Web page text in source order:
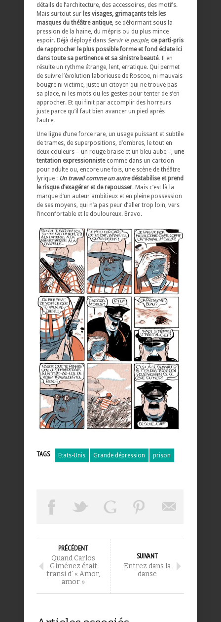
détails de l’architecture, des accessoires, des motifs.
Mais surtout sur les visages, grimaçants tels les
masques du théâtre antique, se déformant sous la
pression de la haine, du mépris ou du plus mince
espoir. Déjà déployé dans Servir le peuple, ce parti-pris
de rapprocher le plus possible forme et fond éclate ici
dans toute sa pertinence et sa sinistre beauté. Il en
résulte un rythme étrange, lent, erratique. Qui permet
de suivre l’évolution laborieuse de Roscoe, ni mauvais
bougre ni victime, juste un citoyen qui ne trouve pas
sa place, ni les mots ou les gestes pour tenter de s’en
approcher. Et qui finit par accomplir des horreurs
juste parce qu’il faut bien avancer un pied après
l’autre.
Une ligne d’une force rare, un usage puissant et subtile
de trames, de superpositions, d’ombres, le tout en
deux couleurs – un rouge braise et un bleu aube –, une
tentation expressionnistecomme dans un cartoon
pour adulte ou, encore une fois, une scène de théâtre
lyrique : Un travail comme un autredéstabilise et prend
le risque d’exagérer et de repousser. Mais c’est là la
marque d’un auteur ambitieux et en pleine possession
de ses moyens, qui n’a pas peur d’aller trop loin, vers
l’inconfortable et le douloureux. Bravo.
TAGS Etats-Unis Grande dépression prison
PRÉCÉDENT
Quand Carlos
Giménez était
transi d’ « Amor,
amor »
SUIVANT
Entrez dans la
danse